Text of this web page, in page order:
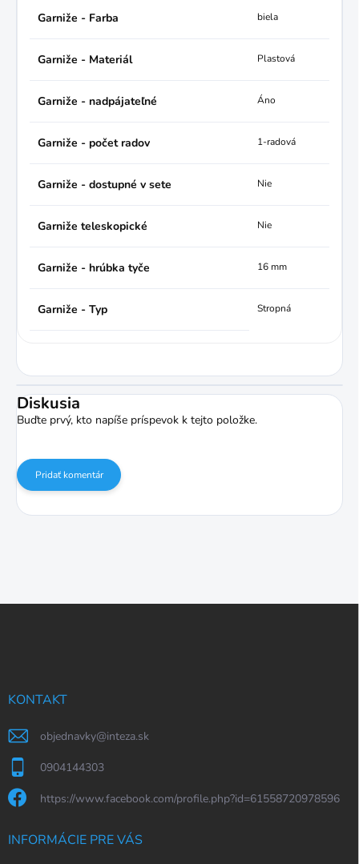
Garniže - Farba biela
Garniže - Materiál Plastová
Garniže - nadpájateľné Áno
Garniže - počet radov 1-radová
Garniže - dostupné v sete Nie
Garniže teleskopické Nie
Garniže - hrúbka tyče 16 mm
Garniže - Typ Stropná
Diskusia
Buďte prvý, kto napíše príspevok k tejto položke.
Pridať komentár
Z
KONTAKT
objednavky@inteza.sk
0904144303
https://www.facebook.com/profile.php?id=61558720978596
INFORMÁCIE PRE VÁS